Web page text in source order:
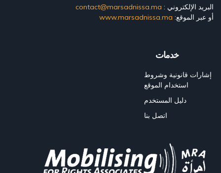
البريد الإلكتروني : contact@marsadnissa.ma
أو عبر الموقع: www.marsadnissa.ma
خدمات
إشارات قانونية وشروط
استخدام الموقع
دليل المستخدم
اتصل بنا